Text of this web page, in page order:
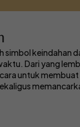
simbol keindahan
Dari yang
untuk